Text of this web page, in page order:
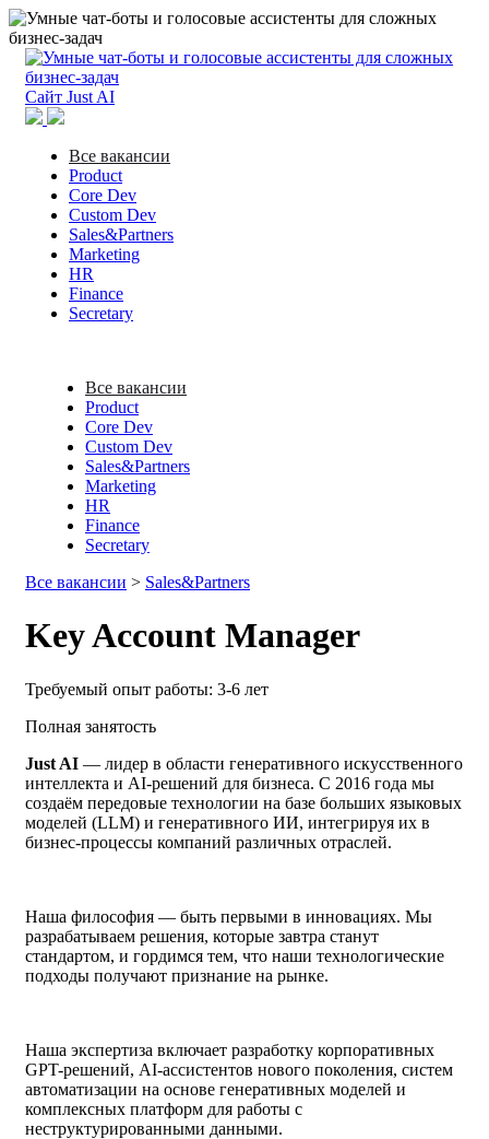
Сайт Just AI
Все вакансии
Product
Core Dev
Custom Dev
Sales&Partners
Marketing
HR
Finance
Secretary
Все вакансии
Product
Core Dev
Custom Dev
Sales&Partners
Marketing
HR
Finance
Secretary
Все вакансии > Sales&Partners
Key Account Manager
Требуемый опыт работы: 3-6 лет
Полная занятость
Just AI — лидер в области генеративного искусственного
интеллекта и AI-решений для бизнеса. С 2016 года мы
создаём передовые технологии на базе больших языковых
моделей (LLM) и генеративного ИИ, интегрируя их в
бизнес-процессы компаний различных отраслей.
Наша философия — быть первыми в инновациях. Мы
разрабатываем решения, которые завтра станут
стандартом, и гордимся тем, что наши технологические
подходы получают признание на рынке.
Наша экспертиза включает разработку корпоративных
GPT-решений, AI-ассистентов нового поколения, систем
автоматизации на основе генеративных моделей и
комплексных платформ для работы с
неструктурированными данными.